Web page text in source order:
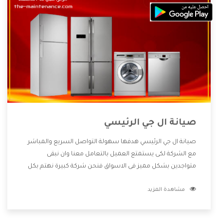
صيانة ال جي الرئيسي
صيانة ال جي الرئيسي هدفها سهولة التواصل السريع والمباشر
مع الشركة لكى يستمتع العميل بالتعامل معنا وان نبقى
متواجدين بشكل مميز فى الاسواق فنحن شركة كبيرة نهتم بكل
الشركة بها والتى تكون منها خدمة الصيانة التى تكون من أهم
مشاهدة المزيد